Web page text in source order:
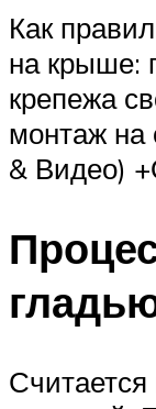
Как
на крыше:
крепежа
монтаж на
& Видео)